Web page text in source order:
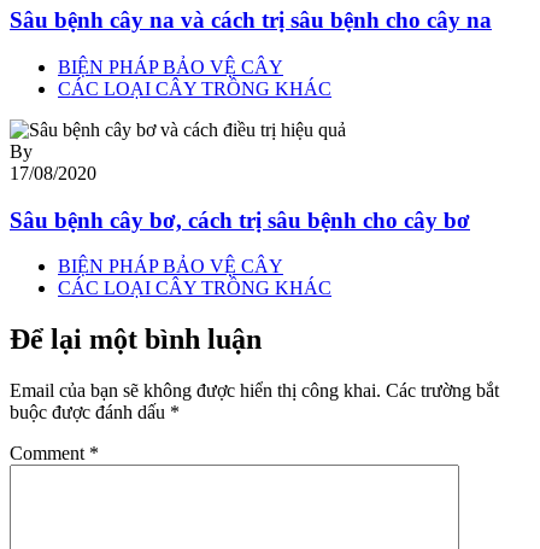
Sâu bệnh cây na và cách trị sâu bệnh cho cây na
BIỆN PHÁP BẢO VỆ CÂY
CÁC LOẠI CÂY TRỒNG KHÁC
By
17/08/2020
Sâu bệnh cây bơ, cách trị sâu bệnh cho cây bơ
BIỆN PHÁP BẢO VỆ CÂY
CÁC LOẠI CÂY TRỒNG KHÁC
Để lại một bình luận
Email của bạn sẽ không được hiển thị công khai. Các trường bắt
buộc được đánh dấu *
Comment *